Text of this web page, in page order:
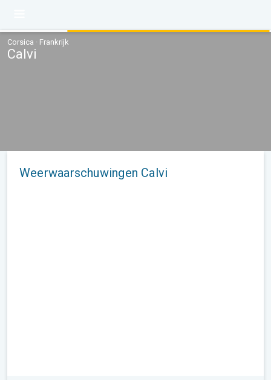
Corsica · Frankrijk
Calvi
Weerwaarschuwingen Calvi